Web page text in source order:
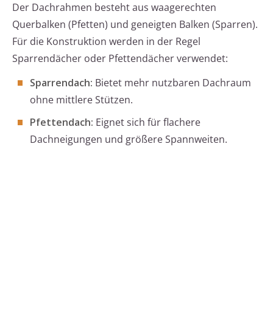
Der Dachrahmen besteht aus waagerechten
Querbalken (Pfetten) und geneigten Balken (Sparren).
Für die Konstruktion werden in der Regel
Sparrendächer oder Pfettendächer verwendet:
Sparrendach: Bietet mehr nutzbaren Dachraum
ohne mittlere Stützen.
Pfettendach: Eignet sich für flachere
Dachneigungen und größere Spannweiten.